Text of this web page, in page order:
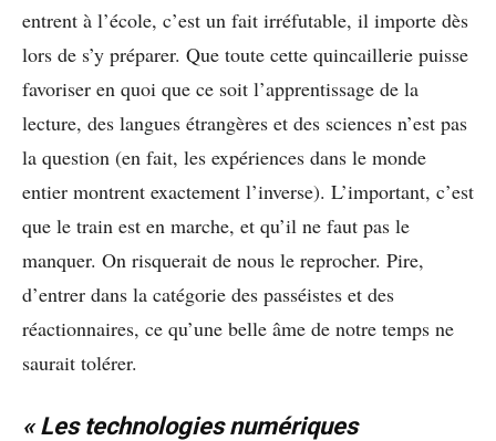
entrent à l’école, c’est un fait irréfutable, il importe dès
lors de s’y préparer. Que toute cette quincaillerie puisse
favoriser en quoi que ce soit l’apprentissage de la
lecture, des langues étrangères et des sciences n’est pas
la question (en fait, les expériences dans le monde
entier montrent exactement l’inverse). L’important, c’est
que le train est en marche, et qu’il ne faut pas le
manquer. On risquerait de nous le reprocher. Pire,
d’entrer dans la catégorie des passéistes et des
réactionnaires, ce qu’une belle âme de notre temps ne
saurait tolérer.
« Les technologies numériques